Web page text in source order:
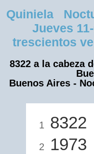
Quiniela
Jueves
trescientos
8322 a la cabeza
Buenos Aires -
1 8322
2 1973